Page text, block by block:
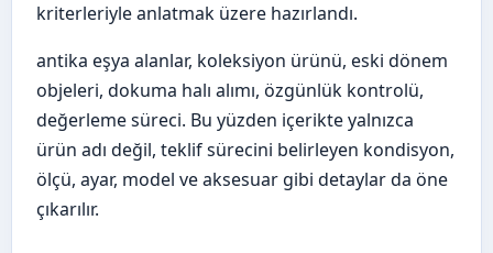
kriterleriyle anlatmak üzere hazırlandı.
antika eşya alanlar, koleksiyon ürünü, eski dönem
objeleri, dokuma halı alımı, özgünlük kontrolü,
değerleme süreci. Bu yüzden içerikte yalnızca
ürün adı değil, teklif sürecini belirleyen kondisyon,
ölçü, ayar, model ve aksesuar gibi detaylar da öne
çıkarılır.